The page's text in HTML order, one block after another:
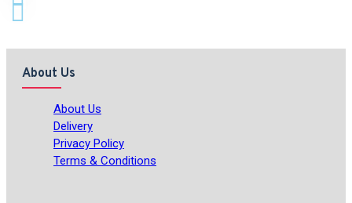
About Us
About Us
Delivery
Privacy Policy
Terms & Conditions